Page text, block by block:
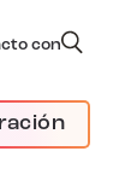
con